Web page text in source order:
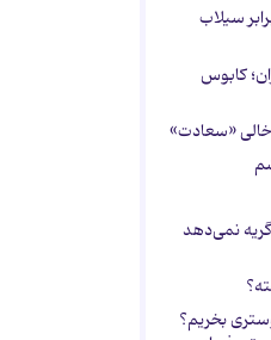
سیلاب
کابوس
خالی «سعادت»
نمی‌دهد
بخریم؟